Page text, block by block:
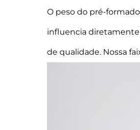
O peso do pré-
influencia diretamente
de qualidade. Nossa